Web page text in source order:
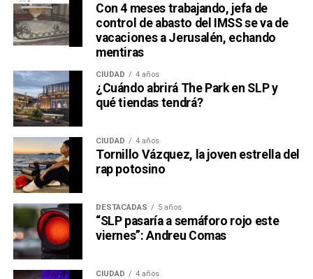
Con 4 meses trabajando, jefa de
control de abasto del IMSS se va de
vacaciones a Jerusalén, echando
mentiras
CIUDAD 4 años
¿Cuándo abrirá The Park en SLP y
qué tiendas tendrá?
CIUDAD 4 años
Tornillo Vázquez, la joven estrella del
rap potosino
DESTACADAS 5 años
“SLP pasaría a semáforo rojo este
viernes”: Andreu Comas
CIUDAD 4 años